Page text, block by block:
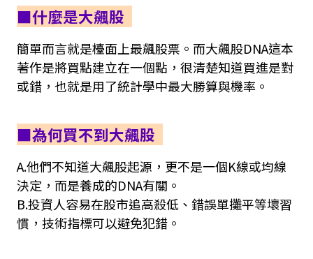
■什麼是大飆股
簡單而言就是檯面上最飆股票。而大飆股DNA這本
著作是將買點建立在一個點，很清楚知道買進是對
或錯，也就是用了統計學中最大勝算與機率。
■為何買不到大飆股
A.他們不知道大飆股起源，更不是一個K線或均線
決定，而是養成的DNA有關。
B.投資人容易在股市追高殺低、錯誤單攤平等壞習
慣，技術指標可以避免犯錯。